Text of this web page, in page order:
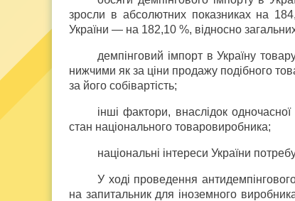
зросли в абсолютних показниках на
України — на 182,10 %, відносно
демпінговий імпорт в Україну
нижчими як за ціни продажу подібного
за його собівартість;
інші фактори, внаслідок
стан національного товаровиробника;
національні інтереси України
У ході проведення
на запитальник для іноземного